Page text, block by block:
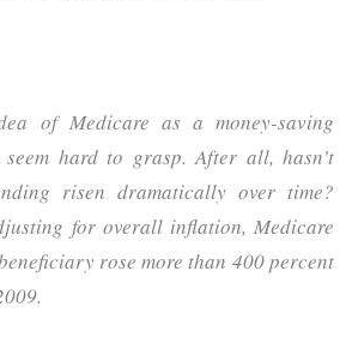
of Medicare as a money-saving
hard to grasp. After all, hasn’t
risen dramatically over time?
for overall inflation, Medicare
rose more than 400 percent